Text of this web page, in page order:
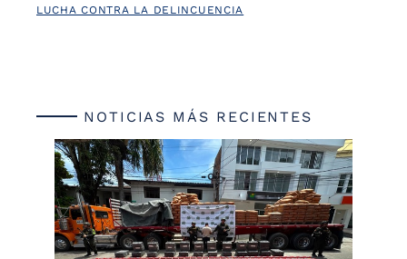
LUCHA CONTRA LA DELINCUENCIA
NOTICIAS MÁS RECIENTES